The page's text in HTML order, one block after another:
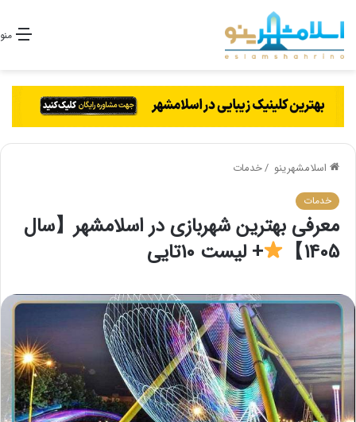
منو
اسلامشهرینو /خدمات
خدمات
معرفی بهترین شهربازی در اسلامشهر【سال
1405】
+ لیست 10تایی